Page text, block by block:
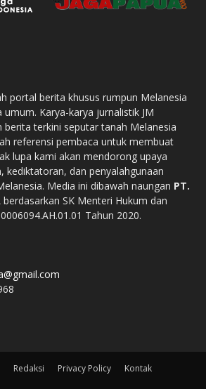
portal berita khusus rumpun Melanesia
Karya-karya jurnalistik JM
berita terkini seputar tanah Melanesia
referensi pembaca untuk membuat
lupa kami akan mendorong upaya
kediktatoran, dan penyalahgunaan
Media ini dibawah naungan PT.
berdasarkan SK Menteri Hukum dan
Tahun 2020.
Redaksi Privacy Policy Kontak